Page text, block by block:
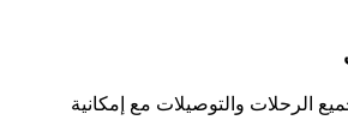
الرحلات والتوصيلات مع إمكانية